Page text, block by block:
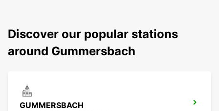
Discover our popular stations
around Gummersbach
GUMMERSBACH